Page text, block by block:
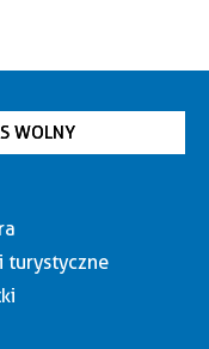
WOLNY
turystyczne